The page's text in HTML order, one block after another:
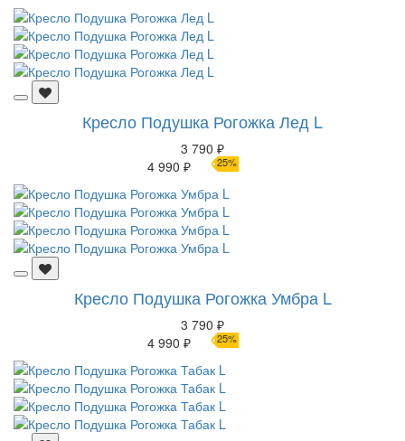
Кресло Подушка Рогожка Лед L
3 790 ₽
4 990 ₽
25%
Кресло Подушка Рогожка Умбра L
3 790 ₽
4 990 ₽
25%